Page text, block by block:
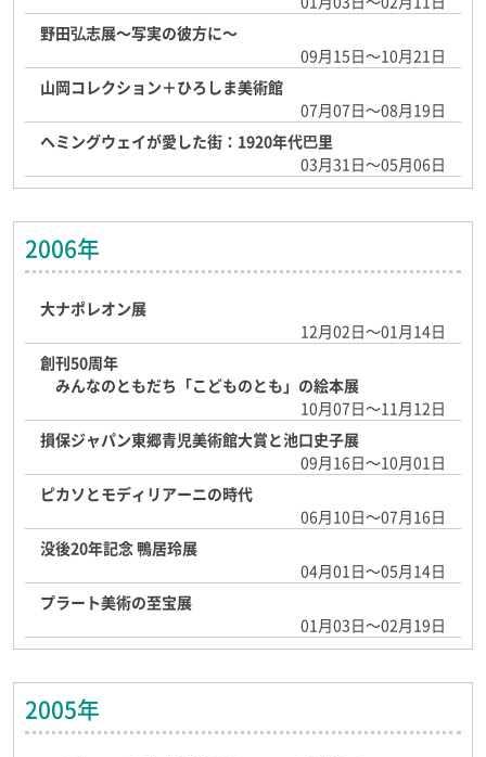
野田弘志展～写実の彼方に～
09月15日～10月21日
山岡コレクション＋ひろしま美術館
07月07日～08月19日
ヘミングウェイが愛した街：1920年代巴里
03月31日～05月06日
2006年
大ナポレオン展
12月02日～01月14日
創刊50周年
みんなのともだち「こどものとも」の絵本展
10月07日～11月12日
損保ジャパン東郷青児美術館大賞と池口史子展
09月16日～10月01日
ピカソとモディリアーニの時代
06月10日～07月16日
没後20年記念 鴨居玲展
04月01日～05月14日
プラート美術の至宝展
01月03日～02月19日
2005年